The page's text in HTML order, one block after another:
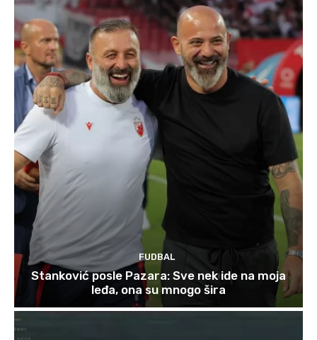
FUDBAL
Stanković posle Pazara: Sve nek ide na moja
leđa, ona su mnogo šira